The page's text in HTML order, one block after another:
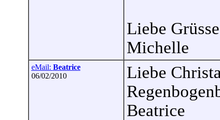
Liebe Grüsse
Michelle
eMail: Beatrice
06/02/2010
Liebe
Beatrice